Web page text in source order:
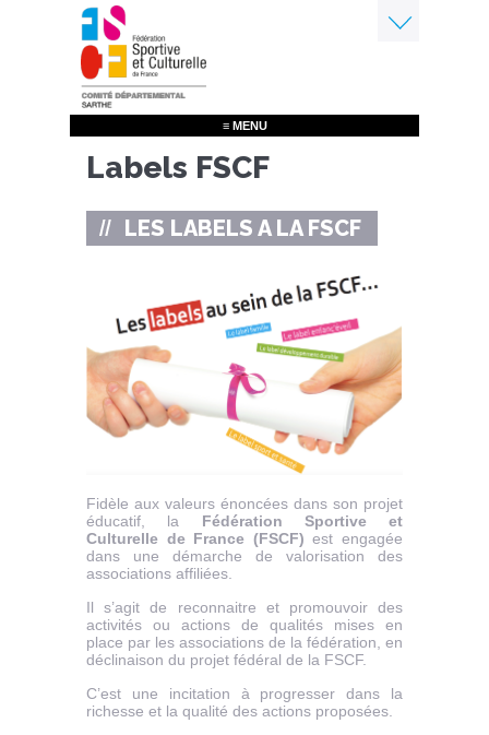
Aller
au
contenu
principal
≡ MENU
Labels FSCF
LES LABELS A LA FSCF
Fidèle aux valeurs énoncées dans son projet
éducatif, la Fédération Sportive et
Culturelle de France (FSCF) est engagée
dans une démarche de valorisation des
associations affiliées.
Il s’agit de reconnaitre et promouvoir des
activités ou actions de qualités mises en
place par les associations de la fédération, en
déclinaison du projet fédéral de la FSCF.
C’est une incitation à progresser dans la
richesse et la qualité des actions proposées.